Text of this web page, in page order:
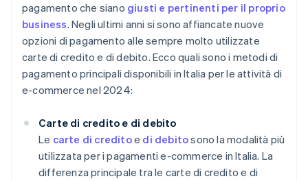
pagamento che siano giusti e pertinenti per il proprio
business. Negli ultimi anni si sono affiancate nuove
opzioni di pagamento alle sempre molto utilizzate
carte di credito e di debito. Ecco quali sono i metodi di
pagamento principali disponibili in Italia per le attività di
e-commerce nel 2024:
Carte di credito e di debito
Le carte di creditoe di debitosono la modalità più
utilizzata per i pagamenti e-commerce in Italia. La
differenza principale tra le carte di credito e di